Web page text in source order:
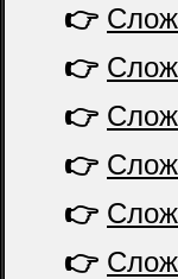
👉
👉
👉
👉
👉
👉